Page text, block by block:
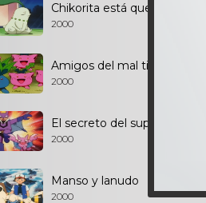
Chikorita está que muerde
2000
Amigos del mal tiempo
2000
El secreto del superhéroe
2000
Manso y lanudo
2000